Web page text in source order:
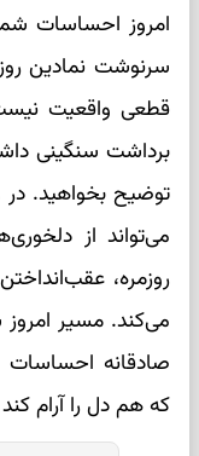
امروز احساسات
سرنوشت نمادین
قطعی واقعیت
برداشت سنگینی
توضیح بخواهید. در
می‌تواند از
روزمره،
می‌کند. مسیر
صادقانه
که هم دل را آرام